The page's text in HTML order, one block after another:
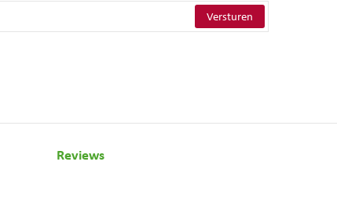
Reviews